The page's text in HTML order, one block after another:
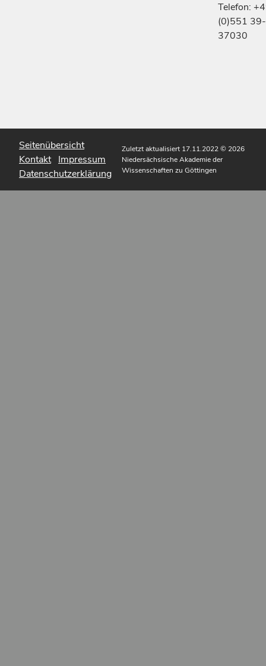
Telefon:
(0)551 39-
37030
Seitenübersicht
Kontakt Impressum
Datenschutzerklärung
Zuletzt aktualisiert 17.11.2022© 2026
Niedersächsische Akademie der
Wissenschaften zu Göttingen